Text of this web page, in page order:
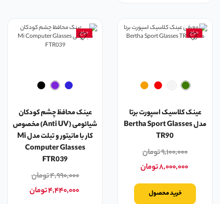
حراج
عینک کلاسیک اسپورت برتا
مدل Bertha Sport Glasses
TR90
۹,۱۰۰,۰۰۰تومان
۸,۰۰۰,۰۰۰تومان
خرید محصول
حراج
عینک محافظ چشم کودکان
شیائومی (Anti UV) مخصوص
کار با مانیتور و تبلت مدل Mi
Computer Glasses
FTR039
۴,۹۹۰,۰۰۰تومان
۴,۴۴۰,۰۰۰تومان